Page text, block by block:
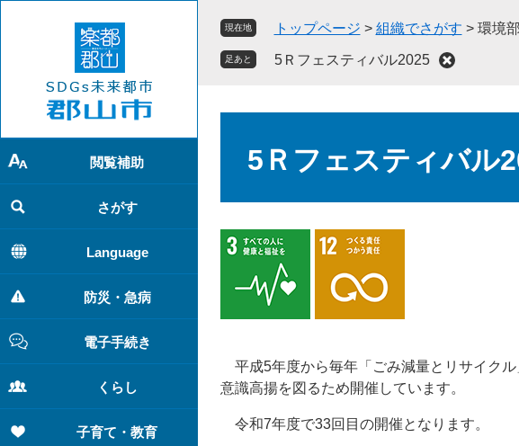
で
す
。
ば
し
て
本
文
へ
閲覧補助
さがす
Language
防災・急病
電子手続き
くらし
子育て・教育
現在地 トップページ > 組織でさがす > 環境部
足あと 5Ｒフェスティバル2025
5Ｒフェスティバル
平成5年度から毎年「ごみ減量とリサイク
意識高揚を図るため開催しています。
令和7年度で33回目の開催となります。